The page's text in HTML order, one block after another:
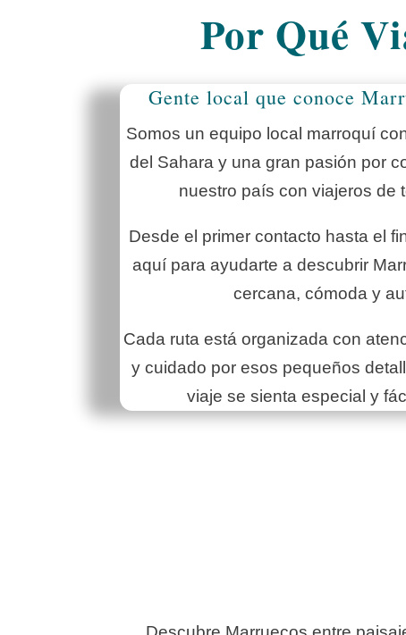
Por Qué
Gente local que conoce
Somos un equipo local marroquí
del Sahara y una gran pasión por
nuestro país con viajeros de
Desde el primer contacto hasta el
aquí para ayudarte a descubrir
cercana, cómoda y
Cada ruta está organizada con
y cuidado por esos pequeños
viaje se sienta especial y